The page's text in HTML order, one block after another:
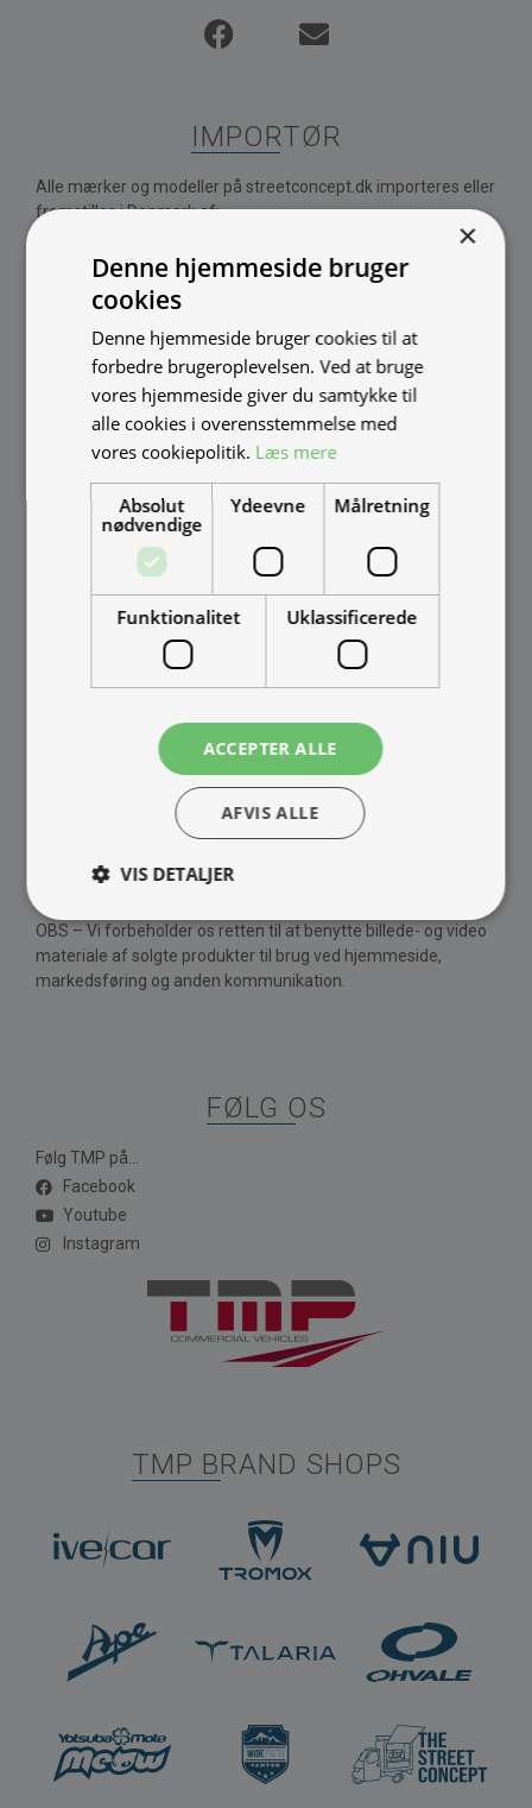
IMPORTØR
Alle mærker og modeller på streetconcept.dk importeres eller
fremstilles i Danmark af:
Thomas Møller Pedersen Aps.
Elmevej 18, Glyngøre 7870 Roslev
info@tmp.dk
+45 97 74 07 33
tmp.dk
CVR: 29625425
09:00 - 15:30
Weekend
INFORMATION
Privatlivspolitik
OBS – Vi forbeholder os retten til at benytte billede- og video
materiale af solgte produkter til brug ved hjemmeside,
markedsføring og anden kommunikation.
FØLG OS
Følg TMP på...
Facebook
Youtube
Instagram
TMP BRAND SHOPS
×
Denne hjemmeside bruger
cookies
Denne hjemmeside bruger cookies til at
forbedre brugeroplevelsen. Ved at bruge
vores hjemmeside giver du samtykke til
alle cookies i overensstemmelse med
vores cookiepolitik. Læs mere
Absolut
nødvendige
Ydeevne Målretning
Funktionalitet Uklassificerede
ACCEPTER ALLE
AFVIS ALLE
VIS DETALJER